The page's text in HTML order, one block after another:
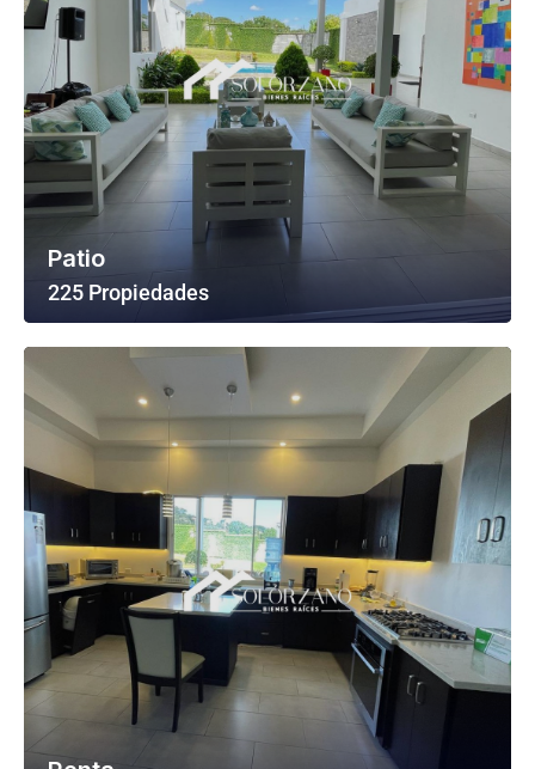
Patio
225 Propiedades
Ver Todas Las Propiedades